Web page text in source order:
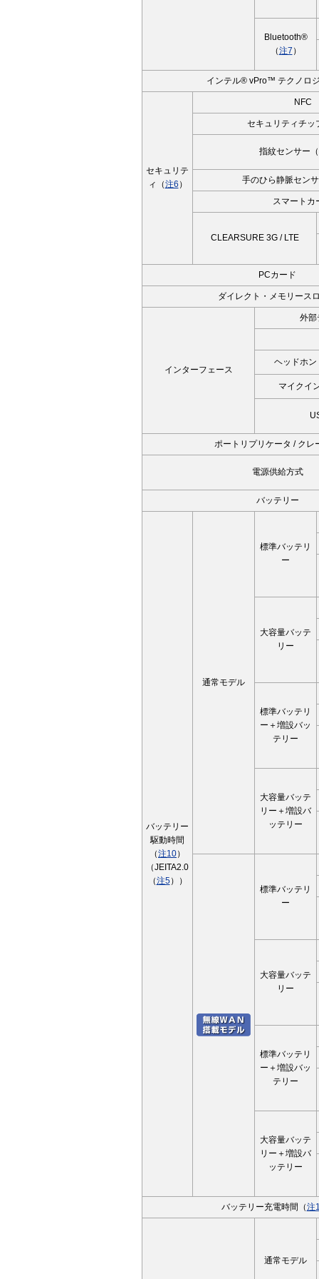
Bluetooth®
（注7 ）
インテル® vPro™ テクノロ
セキュリテ
ィ（注6 ）
NFC
セキュリティチッ
指紋センサー（
手のひら静脈セン
スマートカ
CLEARSURE 3G / LTE
PCカード
ダイレクト・メモリース
インターフェース
外部
ヘッドホ
マイクイ
ポートリプリケータ / クレ
電源供給方式
バッテリー
バッテリー
駆動時間
（注10）
（JEITA2.0
（注5））
通常モデル
標準バッテリ
ー
大容量バッテ
リー
標準バッテリ
ー＋増設バッ
テリー
大容量バッテ
リー＋増設バ
ッテリー
標準バッテリ
ー
大容量バッテ
リー
標準バッテリ
ー＋増設バッ
テリー
大容量バッテ
リー＋増設バ
ッテリー
バッテリー充電時間（注
通常モデル